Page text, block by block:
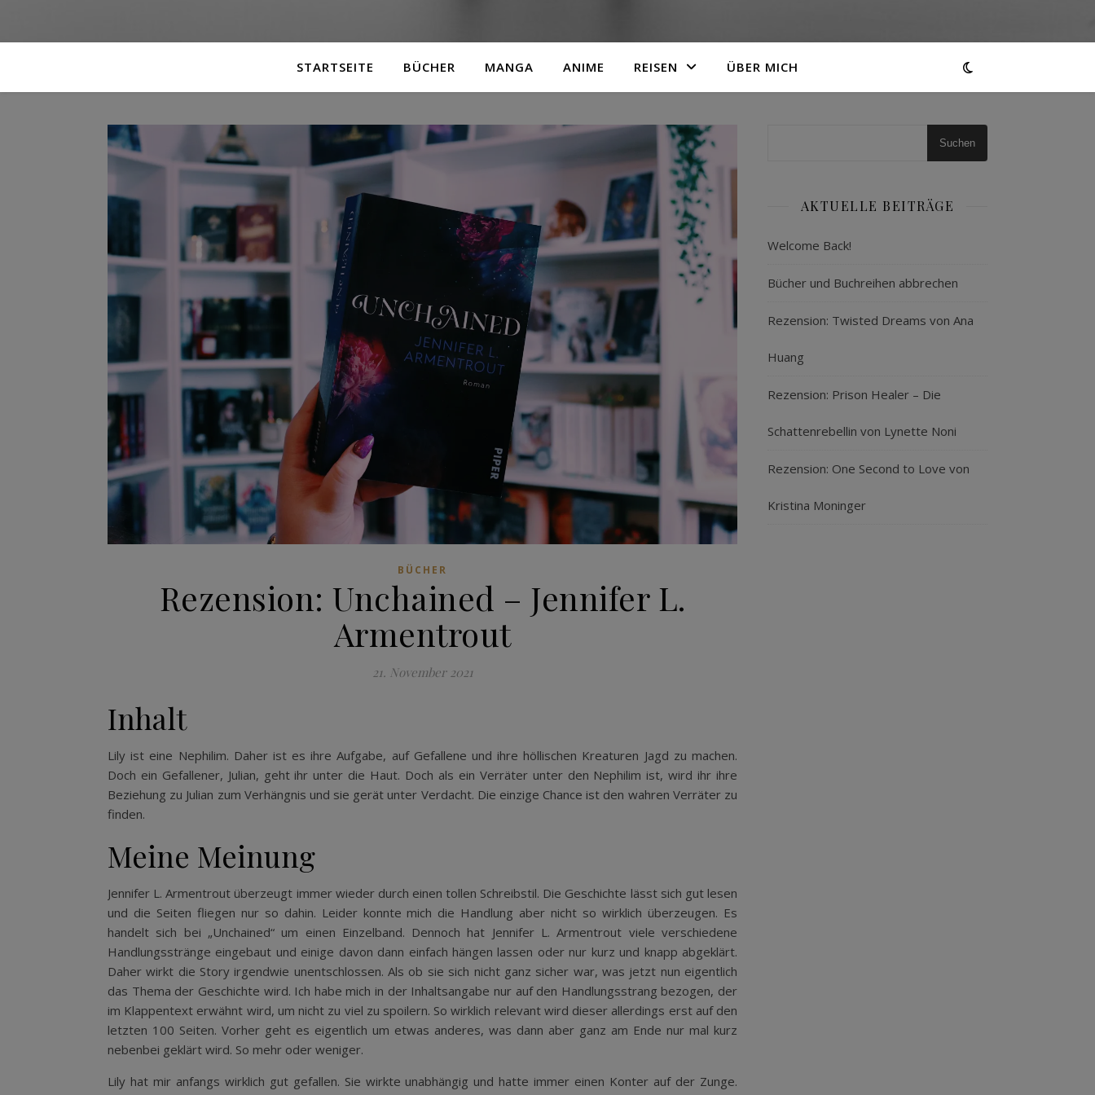
STARTSEITE BÜCHER MANGA ANIME REISEN ÜBER MICH
BÜCHER
Rezension: Unchained – Jennifer L.
Armentrout
21. November 2021
Inhalt
Lily ist eine Nephilim. Daher ist es ihre Aufgabe, auf Gefallene und ihre höllischen Kreaturen Jagd zu machen.
Doch ein Gefallener, Julian, geht ihr unter die Haut. Doch als ein Verräter unter den Nephilim ist, wird ihr ihre
Beziehung zu Julian zum Verhängnis und sie gerät unter Verdacht. Die einzige Chance ist den wahren Verräter zu
finden.
Meine Meinung
Jennifer L. Armentrout überzeugt immer wieder durch einen tollen Schreibstil. Die Geschichte lässt sich gut lesen
und die Seiten fliegen nur so dahin. Leider konnte mich die Handlung aber nicht so wirklich überzeugen. Es
handelt sich bei „Unchained“ um einen Einzelband. Dennoch hat Jennifer L. Armentrout viele verschiedene
Handlungsstränge eingebaut und einige davon dann einfach hängen lassen oder nur kurz und knapp abgeklärt.
Daher wirkt die Story irgendwie unentschlossen. Als ob sie sich nicht ganz sicher war, was jetzt nun eigentlich
das Thema der Geschichte wird. Ich habe mich in der Inhaltsangabe nur auf den Handlungsstrang bezogen, der
im Klappentext erwähnt wird, um nicht zu viel zu spoilern. So wirklich relevant wird dieser allerdings erst auf den
letzten 100 Seiten. Vorher geht es eigentlich um etwas anderes, was dann aber ganz am Ende nur mal kurz
nebenbei geklärt wird. So mehr oder weniger.
Lily hat mir anfangs wirklich gut gefallen. Sie wirkte unabhängig und hatte immer einen Konter auf der Zunge.
Suchen
AKTUELLE BEITRÄGE
Welcome Back!
Bücher und Buchreihen abbrechen
Rezension: Twisted Dreams von Ana
Huang
Rezension: Prison Healer – Die
Schattenrebellin von Lynette Noni
Rezension: One Second to Love von
Kristina Moninger